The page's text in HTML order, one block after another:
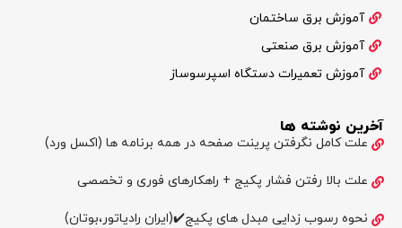
آموزش برق ساختمان
آموزش برق صنعتی
آموزش تعمیرات دستگاه اسپرسوساز
آخرین نوشته ها
علت کامل نگرفتن پرینت صفحه در همه برنامه ها (اکسل ورد)
علت بالا رفتن فشار پکیج + راهکارهای فوری و تخصصی
نحوه رسوب زدایی مبدل های پکیج✔️(ایران رادیاتور،بوتان)